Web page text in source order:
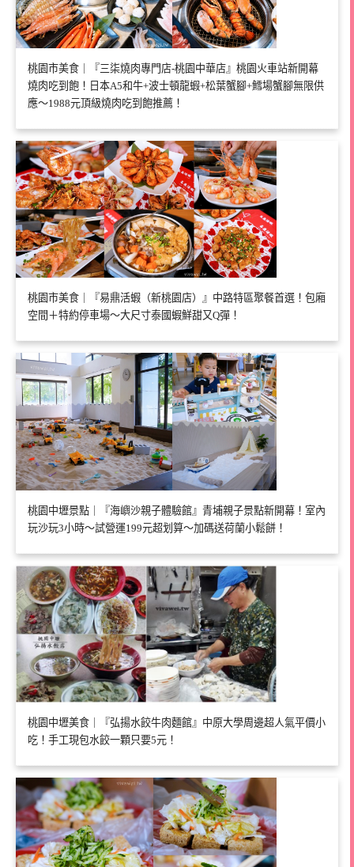
桃園市美食｜『三柒燒肉專門店-桃園中華店』桃園火車站新開幕
燒肉吃到飽！日本A5和牛+波士頓龍蝦+松葉蟹腳+鱈場蟹腳無限供
應～1988元頂級燒肉吃到飽推薦！
桃園市美食｜『易鼎活蝦（新桃園店）』中路特區聚餐首選！包廂
空間＋特約停車場～大尺寸泰國蝦鮮甜又Q彈！
桃園中壢景點｜『海嶼沙親子體驗館』青埔親子景點新開幕！室內
玩沙玩3小時～試營運199元超划算～加碼送荷蘭小鬆餅！
桃園中壢美食｜『弘揚水餃牛肉麵館』中原大學周邊超人氣平價小
吃！手工現包水餃一顆只要5元！